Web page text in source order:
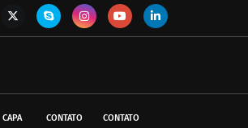
CAPA CONTATO CONTATO